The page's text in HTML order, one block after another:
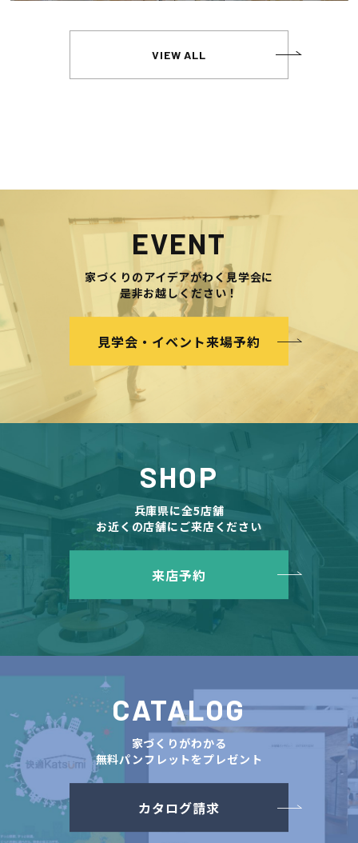
VIEW ALL
EVENT
家づくりのアイデアがわく見学会に
是非お越しください！
見学会・イベント来場予約
SHOP
兵庫県に全5店舗
お近くの店舗にご来店ください
来店予約
CATALOG
家づくりがわかる
無料パンフレットをプレゼント
カタログ請求